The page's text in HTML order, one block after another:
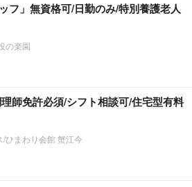
フ」無資格可/日勤のみ/特別養護老人
の楽園
師免許必須/シフト相談可/住宅型有料
ひまわり会館 蟹江今